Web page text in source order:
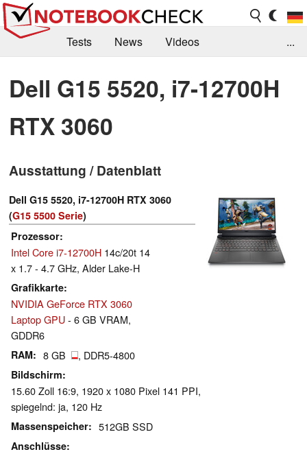
Tests News
Videos
Kaufberatung
Deals Suche
Jobs
Forum
...
Dell G15 5520, i7-12700H
RTX 3060
Ausstattung / Datenblatt
Dell G15 5520, i7-12700H RTX 3060
(G15 5500 Serie)
Prozessor
Intel Core i7-12700H 14c/20t 14
x 1.7 - 4.7 GHz, Alder Lake-H
Grafikkarte
NVIDIA GeForce RTX 3060
Laptop GPU- 6 GB VRAM,
GDDR6
RAM 8 GB , DDR5-4800
Bildschirm
15.60 Zoll 16:9, 1920 x 1080 Pixel 141 PPI,
spiegelnd: ja, 120 Hz
Massenspeicher 512GB SSD
Anschlüsse